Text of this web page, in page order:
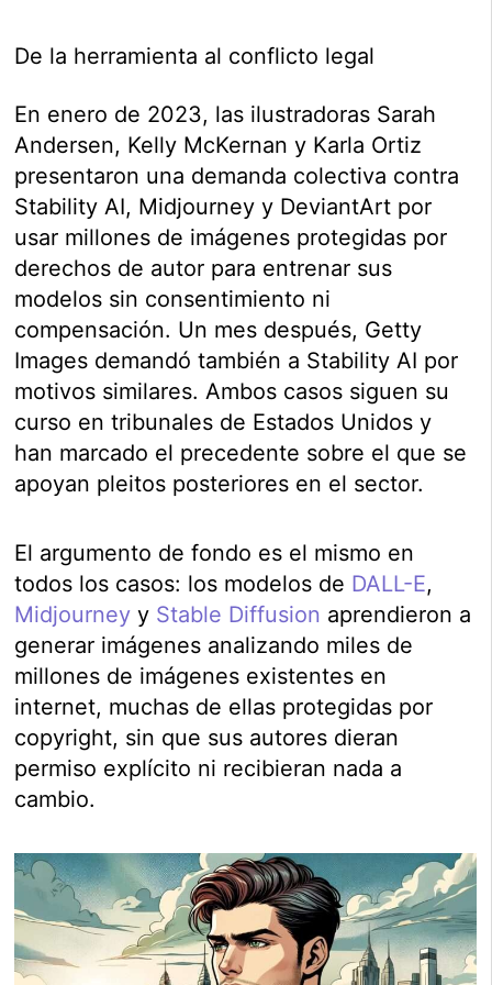
De la herramienta al conflicto legal
En enero de 2023, las ilustradoras Sarah
Andersen, Kelly McKernan y Karla Ortiz
presentaron una demanda colectiva contra
Stability AI, Midjourney y DeviantArt por
usar millones de imágenes protegidas por
derechos de autor para entrenar sus
modelos sin consentimiento ni
compensación. Un mes después, Getty
Images demandó también a Stability AI por
motivos similares. Ambos casos siguen su
curso en tribunales de Estados Unidos y
han marcado el precedente sobre el que se
apoyan pleitos posteriores en el sector.
El argumento de fondo es el mismo en
todos los casos: los modelos de DALL-E,
Midjourney y Stable Diffusion aprendieron a
generar imágenes analizando miles de
millones de imágenes existentes en
internet, muchas de ellas protegidas por
copyright, sin que sus autores dieran
permiso explícito ni recibieran nada a
cambio.